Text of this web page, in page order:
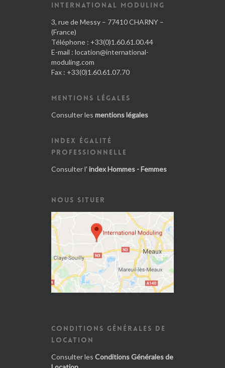
INTERNATIONAL MODULING
3, rue de Messy – 77410 CHARNY –
(France)
Téléphone : +33(0)1.60.61.00.44
E-mail : location@international-
moduling.com
Fax : +33(0)1.60.61.07.70
MENTIONS LÉGALES
Consulter les mentions légales
INDEX ÉGALITÉ
PROFESSIONNELLE
Consulter l' index Hommes - Femmes
NOUS SITUER
CONDITIONS GÉNÉRALES DE
LOCATION
Consulter les Conditions Générales de